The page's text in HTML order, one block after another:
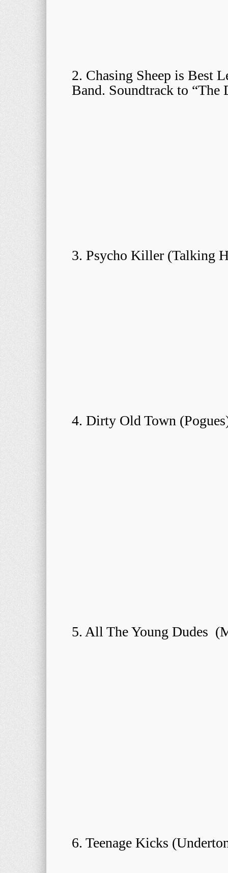
2. Chasing Sheep is Best
Band. Soundtrack to “The
3. Psycho Killer (Talking
4. Dirty Old Town
5. All The Young Dudes
6. Teenage Kicks